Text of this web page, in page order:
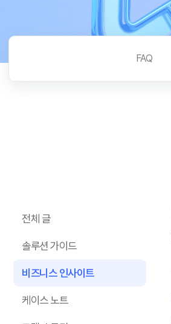
FAQ
전체 글
솔루션 가이드
비즈니스 인사이트
케이스 노트